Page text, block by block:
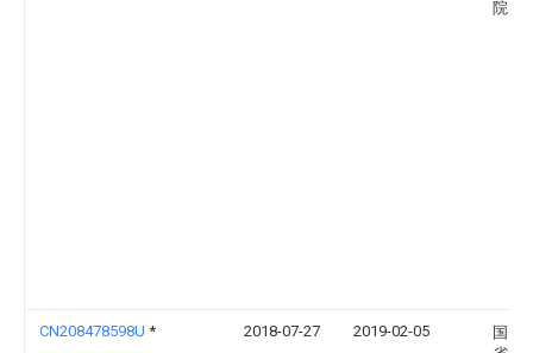
院
CN208478598U * 2018-07-27 2019-02-05
国网